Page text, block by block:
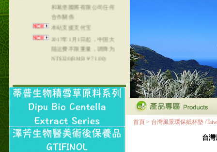
合作關係
本站支援支付宝
2017年1月1日起，中国大
陆运费不限重量，调降为
NT$320(RMB￥71.00)
首頁 > 台灣風景環保紙杯墊 /
台灣